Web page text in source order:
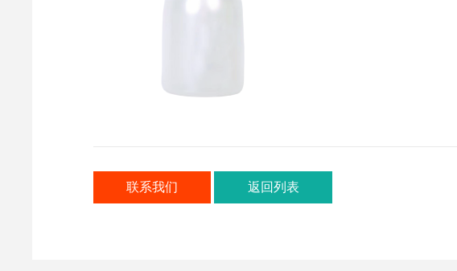
联系我们 返回列表